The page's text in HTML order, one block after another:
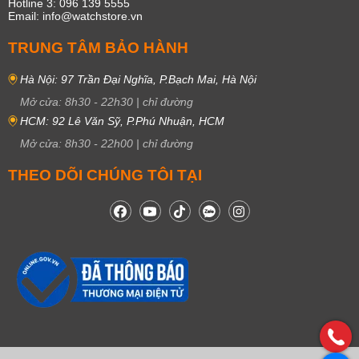
Hotline 3: 096 139 5555
Email: info@watchstore.vn
TRUNG TÂM BẢO HÀNH
Hà Nội: 97 Trần Đại Nghĩa, P.Bạch Mai, Hà Nội
Mở cửa: 8h30 - 22h30 | chỉ đường
HCM: 92 Lê Văn Sỹ, P.Phú Nhuận, HCM
Mở cửa: 8h30 - 22h00 | chỉ đường
THEO DÕI CHÚNG TÔI TẠI